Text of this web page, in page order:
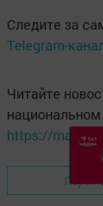
Следите за
Telegram-
Читайте
https://